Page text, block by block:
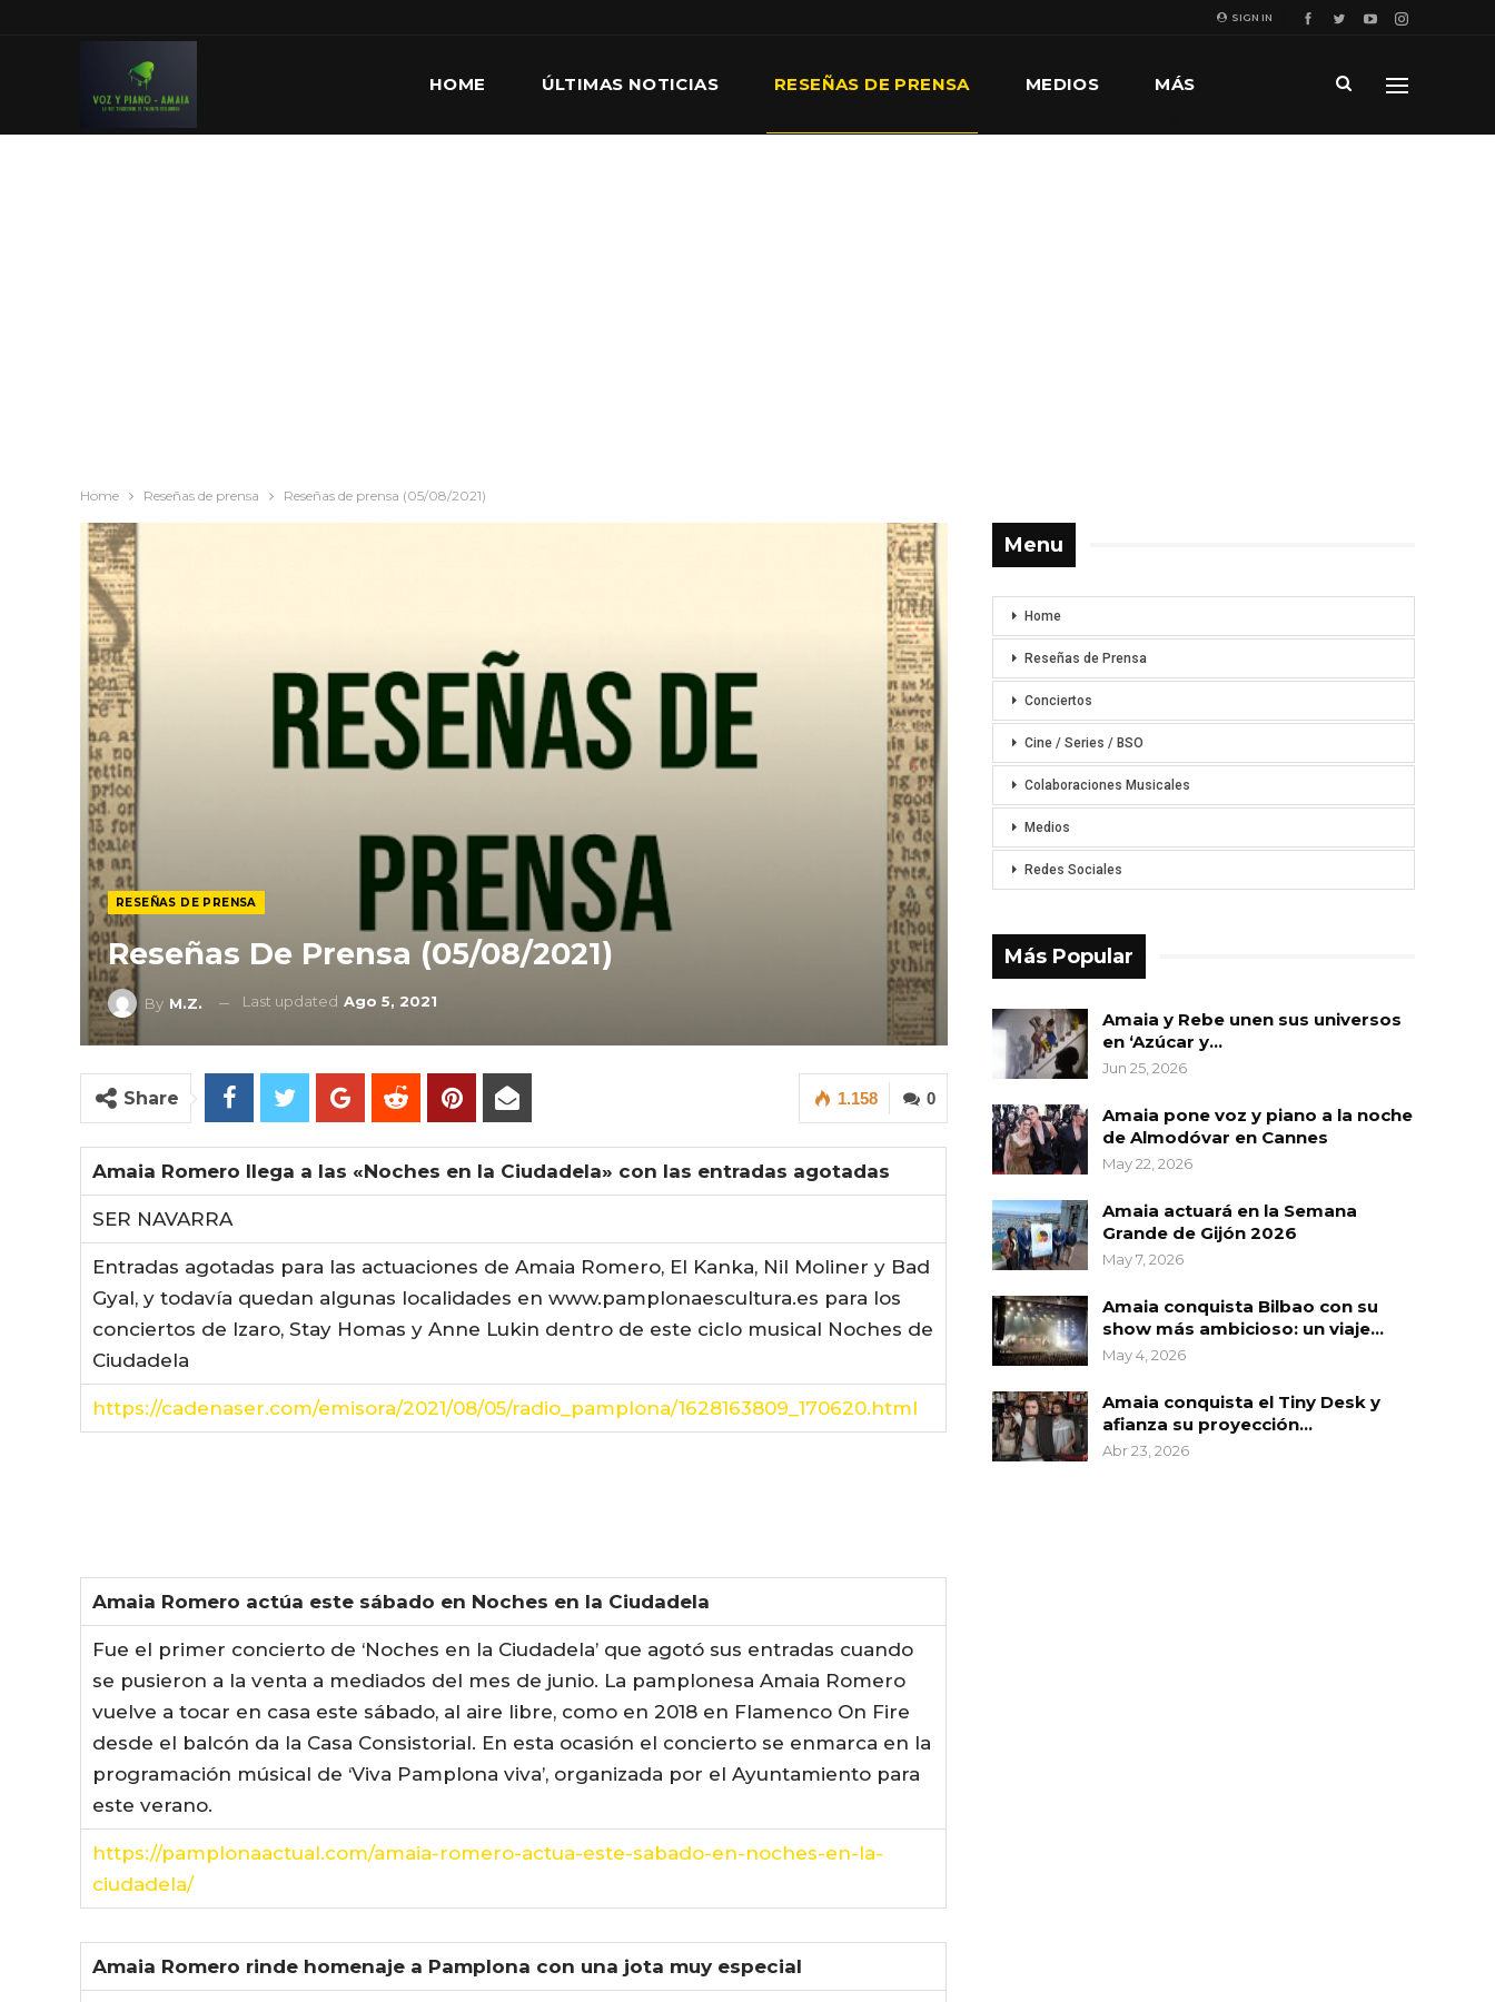
SIGN IN
HOME ÚLTIMAS NOTICIAS RESEÑAS DE PRENSA MEDIOS MÁS
Home Reseñas de prensa Reseñas de prensa (05/08/2021)
RESEÑAS DE PRENSA
Reseñas De Prensa (05/08/2021)
By M.Z. Last updated Ago 5, 2021
0
1.158
Share
Amaia Romero llega a las «Noches en la Ciudadela» con las entradas agotadas
SER NAVARRA
Entradas agotadas para las actuaciones de Amaia Romero, El Kanka, Nil Moliner y Bad
Gyal, y todavía quedan algunas localidades en www.pamplonaescultura.es para los
conciertos de Izaro, Stay Homas y Anne Lukin dentro de este ciclo musical Noches de
Ciudadela
https://cadenaser.com/emisora/2021/08/05/radio_pamplona/1628163809_170620.html
Amaia Romero actúa este sábado en Noches en la Ciudadela
Fue el primer concierto de ‘Noches en la Ciudadela’ que agotó sus entradas cuando
se pusieron a la venta a mediados del mes de junio. La pamplonesa Amaia Romero
vuelve a tocar en casa este sábado, al aire libre, como en 2018 en Flamenco On Fire
desde el balcón da la Casa Consistorial. En esta ocasión el concierto se enmarca en la
programación músical de ‘Viva Pamplona viva’, organizada por el Ayuntamiento para
este verano.
https://pamplonaactual.com/amaia-romero-actua-este-sabado-en-noches-en-la-
ciudadela/
Amaia Romero rinde homenaje a Pamplona con una jota muy especial
Menu
Home
Reseñas de Prensa
Conciertos
Cine / Series / BSO
Colaboraciones Musicales
Medios
Redes Sociales
Más Popular
Amaia y Rebe unen sus universos
en ‘Azúcar y…
Jun 25, 2026
Amaia pone voz y piano a la noche
de Almodóvar en Cannes
May 22, 2026
Amaia actuará en la Semana
Grande de Gijón 2026
May 7, 2026
Amaia conquista Bilbao con su
show más ambicioso: un viaje…
May 4, 2026
Amaia conquista el Tiny Desk y
afianza su proyección…
Abr 23, 2026